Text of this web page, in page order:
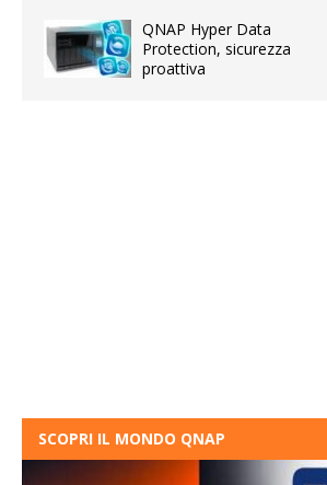
QNAP Hyper Data
Protection, sicurezza
proattiva
SCOPRI IL MONDO QNAP